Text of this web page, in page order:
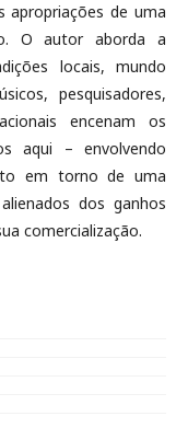
apropriações de uma
O autor aborda a
locais, mundo
pesquisadores,
encenam os
aqui – envolvendo
em torno de uma
dos ganhos
comercialização.